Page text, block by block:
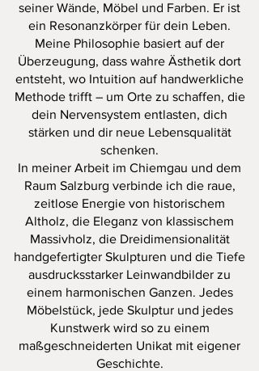
seiner Wände, Möbel und Farben. Er ist
ein Resonanzkörper für dein Leben.
Meine Philosophie basiert auf der
Überzeugung, dass wahre Ästhetik dort
entsteht, wo Intuition auf handwerkliche
Methode trifft – um Orte zu schaffen, die
dein Nervensystem entlasten, dich
stärken und dir neue Lebensqualität
schenken.
In meiner Arbeit im Chiemgau und dem
Raum Salzburg verbinde ich die raue,
zeitlose Energie von historischem
Altholz, die Eleganz von klassischem
Massivholz, die Dreidimensionalität
handgefertigter Skulpturen und die Tiefe
ausdrucksstarker Leinwandbilder zu
einem harmonischen Ganzen. Jedes
Möbelstück, jede Skulptur und jedes
Kunstwerk wird so zu einem
maßgeschneiderten Unikat mit eigener
Geschichte.